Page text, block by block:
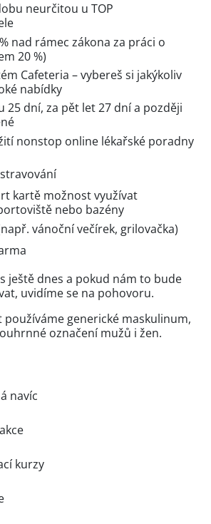
neurčitou u TOP
nad rámec zákona za práci o
20 %)
Cafeteria – vybereš si jakýkoliv
nabídky
25 dní, za pět let 27 dní a později
nonstop online lékařské poradny
kartě možnost využívat
nebo bazény
vánoční večírek, grilovačka)
ještě dnes a pokud nám to bude
uvidíme se na pohovoru.
generické maskulinum,
označení mužů i žen.
navíc
kurzy